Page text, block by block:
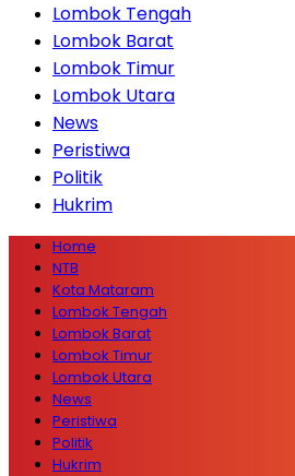
Lombok Tengah
Lombok Barat
Lombok Timur
Lombok Utara
News
Peristiwa
Politik
Hukrim
Home
NTB
Kota Mataram
Lombok Tengah
Lombok Barat
Lombok Timur
Lombok Utara
News
Peristiwa
Politik
Hukrim